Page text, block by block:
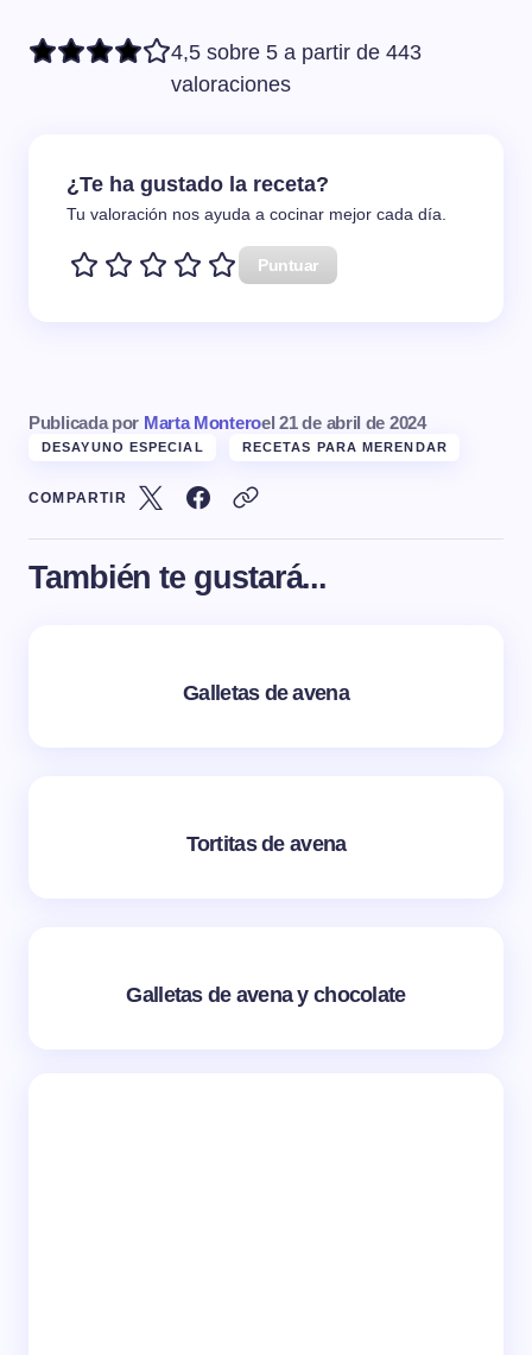
4,5 sobre 5 a partir de 443
valoraciones
¿Te ha gustado la receta?
Tu valoración nos ayuda a cocinar mejor cada día.
Puntuar
Publicada por Marta Monteroel 21 de abril de 2024
DESAYUNO ESPECIAL RECETAS PARA MERENDAR
COMPARTIR
También te gustará...
Galletas de avena
Tortitas de avena
Galletas de avena y chocolate